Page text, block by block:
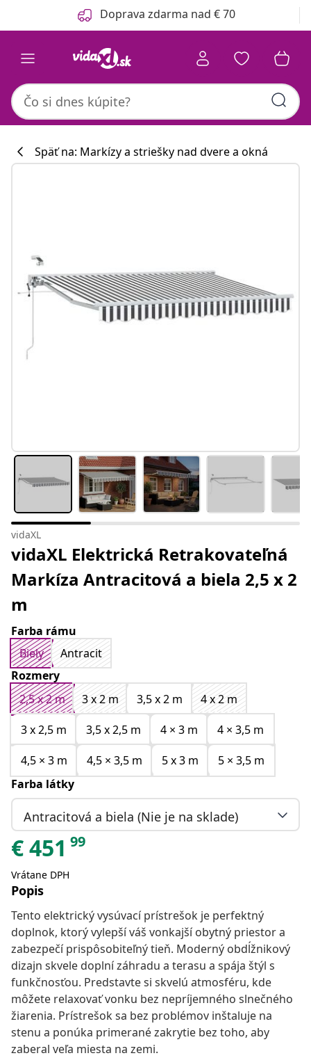
Predchádzajúce Doprava zdarma nad € 70
Späť na: Markízy a striešky nad dvere a okná
vidaXL
vidaXL Elektrická Retrakovateľná
Markíza Antracitová a biela 2,5 x 2
m
Farba rámu
Biely
Antracit
Rozmery
2,5 x 2 m
3 x 2 m 3,5 x 2 m
4 x 2 m
3 x 2,5 m
3,5 x 2,5 m 4 × 3 m
4 × 3,5 m
4,5 × 3 m
4,5 × 3,5 m 5 x 3 m
5 × 3,5 m
Farba látky
Antracitová a biela (Nie je na sklade)
€451 99
Vrátane DPH
Popis
Tento elektrický vysúvací prístrešok je perfektný
doplnok, ktorý vylepší váš vonkajší obytný priestor a
zabezpečí prispôsobiteľný tieň. Moderný obdĺžnikový
dizajn skvele doplní záhradu a terasu a spája štýl s
funkčnosťou. Predstavte si skvelú atmosféru, kde
môžete relaxovať vonku bez nepríjemného slnečného
žiarenia. Prístrešok sa bez problémov inštaluje na
stenu a ponúka primerané zakrytie bez toho, aby
zaberal veľa miesta na zemi.